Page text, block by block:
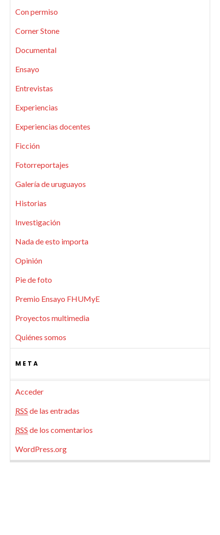
Con permiso
Corner Stone
Documental
Ensayo
Entrevistas
Experiencias
Experiencias docentes
Ficción
Fotorreportajes
Galería de uruguayos
Historias
Investigación
Nada de esto importa
Opinión
Pie de foto
Premio Ensayo FHUMyE
Proyectos multimedia
Quiénes somos
META
Acceder
RSS de las entradas
RSS de los comentarios
WordPress.org